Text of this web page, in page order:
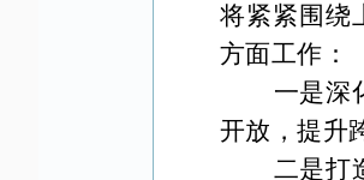
将紧紧围绕
方面工作：
一是深
开放，提升
二是打